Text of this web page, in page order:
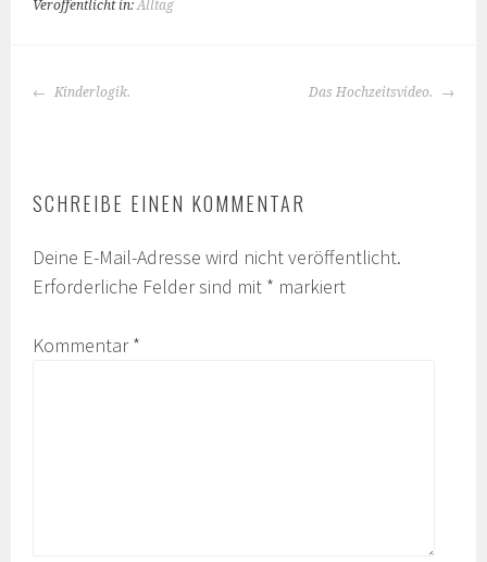
Veröffentlicht in:Alltag
BEITRAGS-
NAVIGATION
Kinderlogik. Das Hochzeitsvideo.
SCHREIBE EINEN KOMMENTAR
Deine E-Mail-Adresse wird nicht veröffentlicht.
Erforderliche Felder sind mit * markiert
Kommentar*